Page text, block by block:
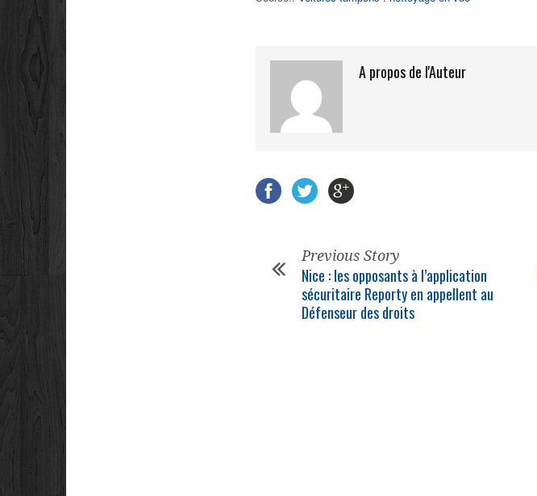
A propos de l'Auteur
Previous Story
Nice : les opposants à l’application
sécuritaire Reporty en appellent au
Défenseur des droits